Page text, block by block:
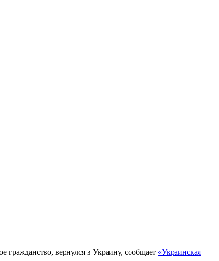
гражданство, вернулся в Украину, сообщает «Украинская